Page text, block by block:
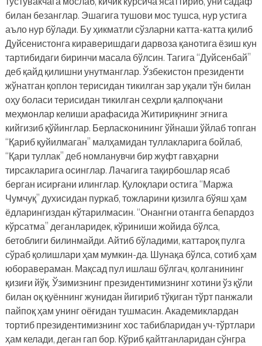
билан безанглар. Эшагига тушови мос тушса, нур устига
аъло нур бўлади. Бу ҳикматли сўзларни катта-катта қилиб
Дуйсенистонга кираверишдаги дарвоза қанотига ёзиш кун
тартибидаги биринчи масала бўлсин. Тагига “Дуйсенбай”
деб қайд қилишни унутманглар. Ўзбекистон президенти
жўнатган қоплон терисидан тикилган зар уқали тўн билан
оҳу боласи терисидан тикилган сеҳрли қалпоқчани
меҳмонлар келиши арафасида Житириқнинг эгнига
кийгизиб қўйинглар. Берласконининг ўйнаши ўйлаб топган
“Қариб қуйилмаган” малҳамидан туллакларига бойлаб,
“Қари туллак” деб номланувчи бир жуфт гавҳарни
тирсакларига осинглар. Лачагига тақирбошлар ясаб
берган исирғани илинглар. Қулоқлари остига “Маржа
Чумчуқ” духисидан пуркаб, тожларини қизилга бўяш ҳам
ёдларингиздан кўтарилмасин. “Онангни отангга бепардоз
кўрсатма” деганларидек, кўриниши жойида бўлса,
бетоблиги билинмайди. Айтиб бўладими, каттароқ пулга
сўраб қолишлари ҳам мумкин-да. Шунақа бўлса, сотиб ҳам
юборавераман. Мақсад пул ишлаш бўлгач, қолганининг
қизиғи йўқ. Ўзимизнинг президентимизнинг хотини ўз қўли
билан оқ қуённинг жунидан йигириб тўқиган тўрт панжали
пайпоқ ҳам унинг оёғидан тушмасин. Академиклардан
тортиб президентимизнинг хос табибларидан уч-тўртлари
ҳам келади, деган гап бор. Кўриб қайтганларидан сўнгра